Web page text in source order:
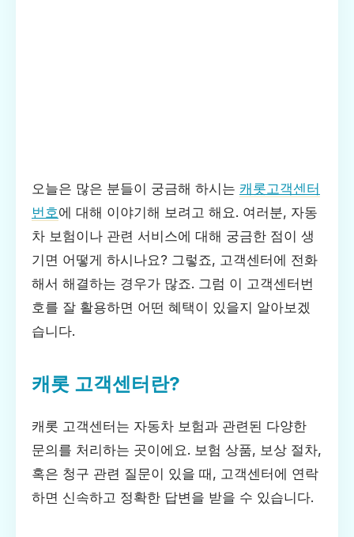
오늘은 많은 분들이 궁금해 하시는 캐롯고객센터
번호에 대해 이야기해 보려고 해요. 여러분, 자동
차 보험이나 관련 서비스에 대해 궁금한 점이 생
기면 어떻게 하시나요? 그렇죠, 고객센터에 전화
해서 해결하는 경우가 많죠. 그럼 이 고객센터번
호를 잘 활용하면 어떤 혜택이 있을지 알아보겠
습니다.
캐롯 고객센터란?
캐롯 고객센터는 자동차 보험과 관련된 다양한
문의를 처리하는 곳이에요. 보험 상품, 보상 절차,
혹은 청구 관련 질문이 있을 때, 고객센터에 연락
하면 신속하고 정확한 답변을 받을 수 있습니다.